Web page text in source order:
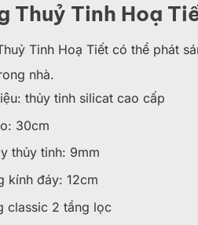
Thuỷ Tinh Hoạ
Tinh Hoạ Tiết có thể phát
nhà.
thủy tinh silicat cao cấp
30cm
thủy tinh: 9mm
kính đáy: 12cm
classic 2 tầng lọc